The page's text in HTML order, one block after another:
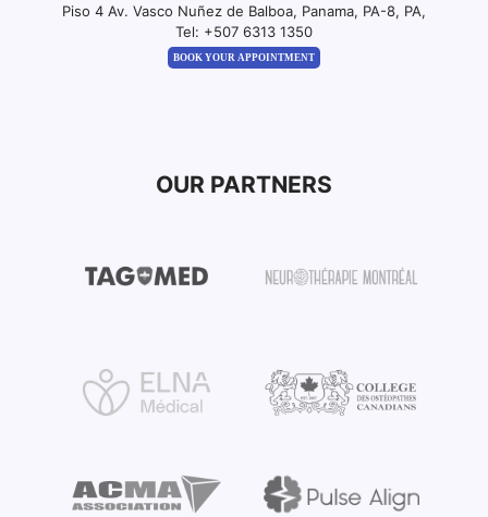
Piso 4 Av. Vasco Nuñez de Balboa, Panama, PA-8, PA,
Tel: +507 6313 1350
BOOK YOUR APPOINTMENT
OUR PARTNERS